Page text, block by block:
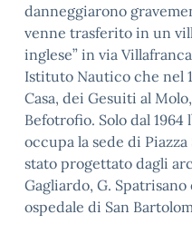
danneggiarono
venne trasferito in un
inglese” in via
Istituto Nautico che nel
Casa, dei Gesuiti al
Befotrofio. Solo dal
occupa la sede di
stato progettato dagli
Gagliardo, G. Spatrisano
ospedale di San